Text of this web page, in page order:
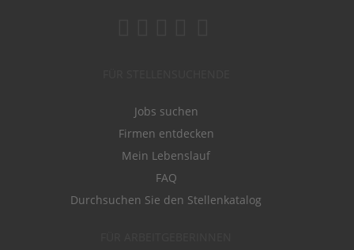
Jobs suchen
Firmen entdecken
Mein Lebenslauf
FAQ
Durchsuchen Sie den Stellenkatalog